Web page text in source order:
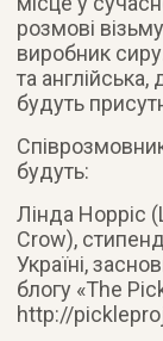
розмові
виробник
та
будуть
будуть:
Лінда Норріс
Crow),
Україні,
блогу «The
http://